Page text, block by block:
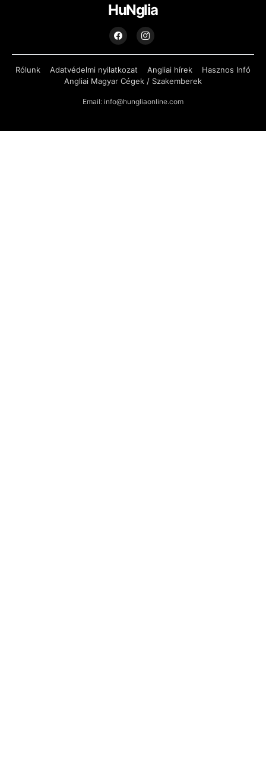
HuNglia
Rólunk Adatvédelmi nyilatkozat Angliai hírek
Hasznos Infó
Angliai Magyar Cégek / Szakemberek
Email: info@hungliaonline.com